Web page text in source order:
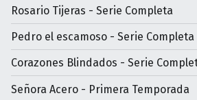
Rosario Tijeras - Serie Completa
Pedro el escamoso - Serie Completa
Corazones Blindados - Serie
Señora Acero - Primera Temporada